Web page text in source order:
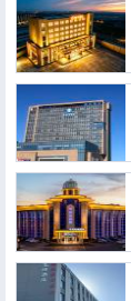
凱朝水世界酒店 (Kaichaoshuishijiejiudian Water
World Hotel)